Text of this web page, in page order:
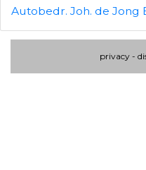
Autobedr. Joh. de Jong
privacy -